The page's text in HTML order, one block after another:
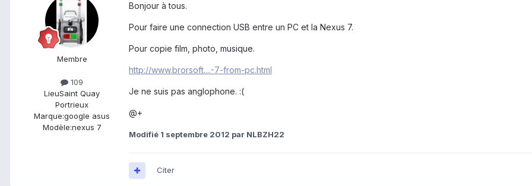
Membre
109
LieuSaint Quay
Portrieux
Marque:google asus
Modèle:nexus 7
Bonjour à tous.
Pour faire une connection USB entre un PC et la Nexus 7.
Pour copie film, photo, musique.
http://www.brorsoft....-7-from-pc.html
Je ne suis pas anglophone. :(
@+
Modifié 1 septembre 2012 par NLBZH22
Citer